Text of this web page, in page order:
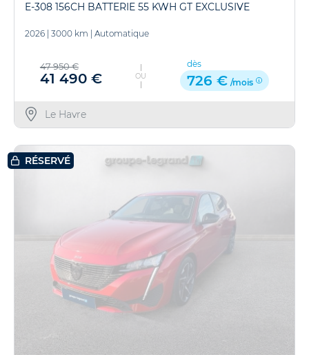
E-308 156CH BATTERIE 55 KWH GT EXCLUSIVE
2026 3000 km Automatique
47 950 €
41 490 € OU
dès
726 € /mois
Le Havre
RÉSERVÉ